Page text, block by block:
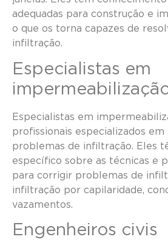
adequadas para construção e
o que os torna capazes de
infiltração.
Especialistas em
Especialistas em
profissionais especializados
problemas de infiltração. Eles
específico sobre as técnicas e
para corrigir problemas de
infiltração por capilaridade,
vazamentos.
Engenheiros civis